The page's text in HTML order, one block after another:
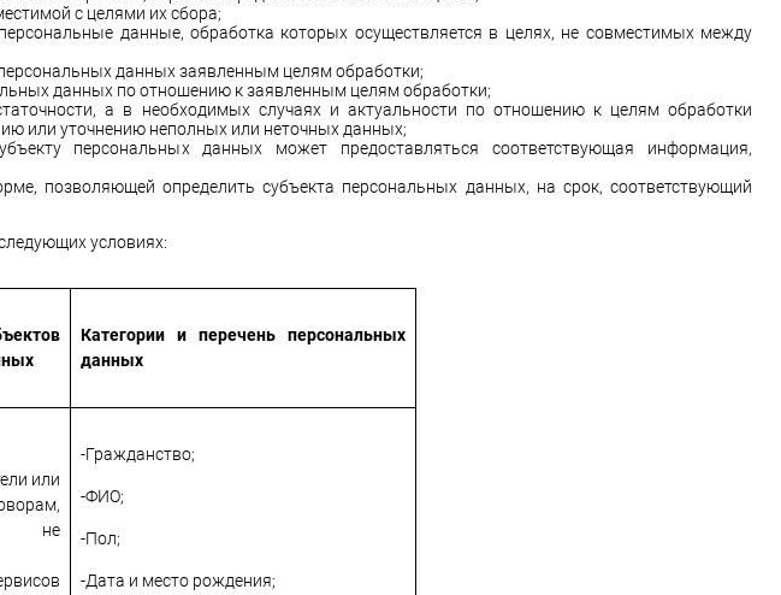
с целями их сбора;
данные, обработка которых осуществляется в целях, не совместимых между
данных заявленным целям обработки;
данных по отношению к заявленным целям обработки;
а в необходимых случаях и актуальности по отношению к целям обработки
или уточнению неполных или неточных данных;
персональных данных может предоставляться соответствующая информация,
позволяющей определить субъекта персональных данных, на срок, соответствующий
условиях:
Категории и перечень персональных
данных
или
не
-Гражданство;
-ФИО;
-Пол;
-Дата и место рождения;